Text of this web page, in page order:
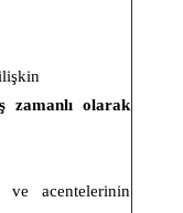
zamanlı olarak
ve acentelerinin